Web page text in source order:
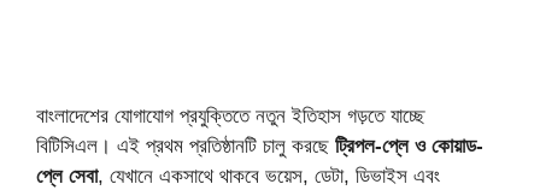
বাংলাদেশের যোগাযোগ প্রযুক্তিতে নতুন ইতিহাস গড়তে যাচ্ছে
বিটিসিএল। এই প্রথম প্রতিষ্ঠানটি চালু করছে ট্রিপল-প্লে ও কোয়াড-
প্লে সেবা, যেখানে একসাথে থাকবে ভয়েস, ডেটা, ডিভাইস এবং